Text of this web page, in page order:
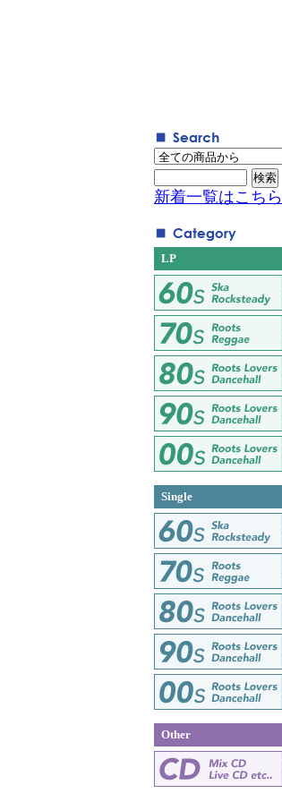
新着一覧はこちら
LP
Single
Other